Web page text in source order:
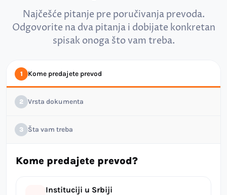
Najčešće pitanje pre poručivanja prevoda.
Odgovorite na dva pitanja i dobijate konkretan
spisak onoga što vam treba.
1 Kome predajete prevod
2 Vrsta dokumenta
3 Šta vam treba
Kome predajete prevod?
Instituciji u Srbiji